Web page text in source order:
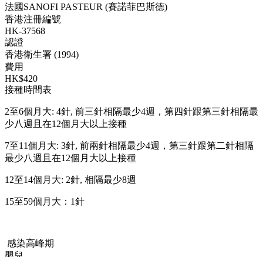
法國SANOFI PASTEUR (賽諾菲巴斯德)
香港注冊編號
HK-37568
認證
香港衛生署 (1994)
費用
HK$420
接種時間表
2至6個月大: 4針, 前三針相隔最少4週，第四針跟第三針相隔最
少八週且在12個月大以上接種
7至11個月大: 3針, 前兩針相隔最少4週，第三針跟第二針相隔
最少八週且在12個月大以上接種
12至14個月大: 2針, 相隔最少8週
15至59個月大：1針
感染高峰期